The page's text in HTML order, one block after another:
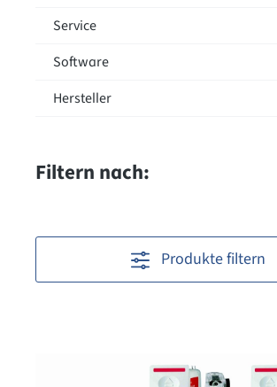
Service
Software
Hersteller
Filtern nach:
Produkte filtern